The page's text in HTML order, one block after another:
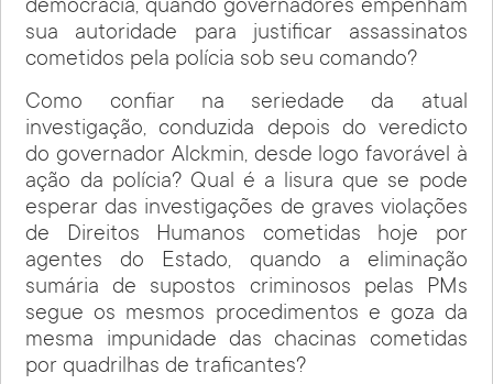
democracia, quando governadores empenham
sua autoridade para justificar assassinatos
cometidos pela polícia sob seu comando?
Como confiar na seriedade da atual
investigação, conduzida depois do veredicto
do governador Alckmin, desde logo favorável à
ação da polícia? Qual é a lisura que se pode
esperar das investigações de graves violações
de Direitos Humanos cometidas hoje por
agentes do Estado, quando a eliminação
sumária de supostos criminosos pelas PMs
segue os mesmos procedimentos e goza da
mesma impunidade das chacinas cometidas
por quadrilhas de traficantes?